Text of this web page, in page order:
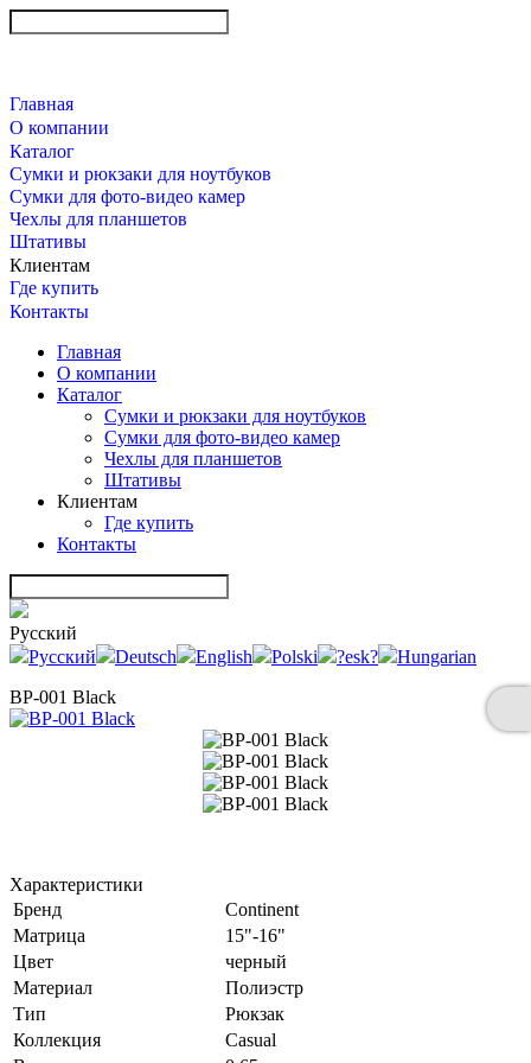
Главная
О компании
Каталог
Сумки и рюкзаки для ноутбуков
Сумки для фото-видео камер
Чехлы для планшетов
Штативы
Клиентам
Где купить
Контакты
Главная
О компании
Каталог
Сумки и рюкзаки для ноутбуков
Сумки для фото-видео камер
Чехлы для планшетов
Штативы
Клиентам
Где купить
Контакты
Русский
Русский
Deutsch English Polski ?esk?
Hungarian
BP-001 Black
Характеристики
Бренд
Continent
Матрица
15"-16"
Цвет
черный
Материал
Полиэстр
Тип
Рюкзак
Коллекция
Casual